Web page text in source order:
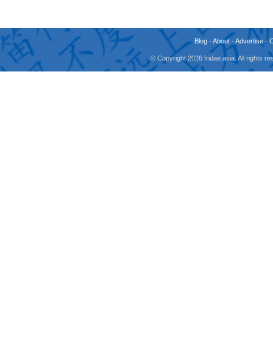
Blog -About -Advertise -
© Copyright 2026 fridae.asia. All rights